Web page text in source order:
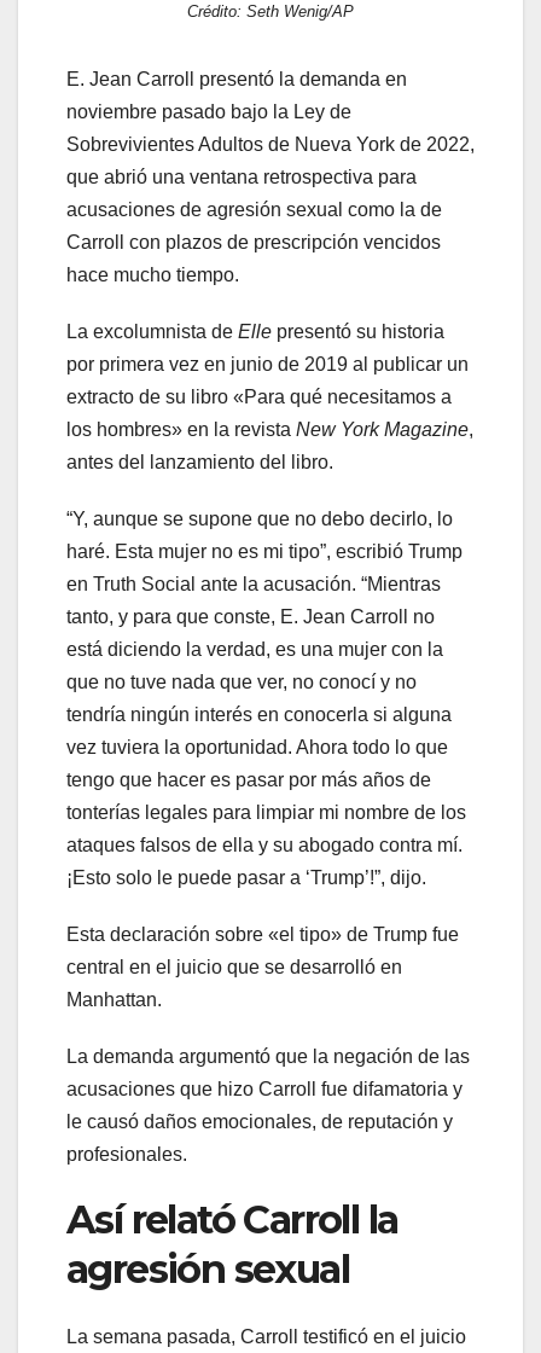
Crédito: Seth Wenig/AP
E. Jean Carroll presentó la demanda en
noviembre pasado bajo la Ley de
Sobrevivientes Adultos de Nueva York de 2022,
que abrió una ventana retrospectiva para
acusaciones de agresión sexual como la de
Carroll con plazos de prescripción vencidos
hace mucho tiempo.
La excolumnista de Elle presentó su historia
por primera vez en junio de 2019 al publicar un
extracto de su libro «Para qué necesitamos a
los hombres» en la revista New York Magazine,
antes del lanzamiento del libro.
“Y, aunque se supone que no debo decirlo, lo
haré. Esta mujer no es mi tipo”, escribió Trump
en Truth Social ante la acusación. “Mientras
tanto, y para que conste, E. Jean Carroll no
está diciendo la verdad, es una mujer con la
que no tuve nada que ver, no conocí y no
tendría ningún interés en conocerla si alguna
vez tuviera la oportunidad. Ahora todo lo que
tengo que hacer es pasar por más años de
tonterías legales para limpiar mi nombre de los
ataques falsos de ella y su abogado contra mí.
¡Esto solo le puede pasar a ‘Trump’!”, dijo.
Esta declaración sobre «el tipo» de Trump fue
central en el juicio que se desarrolló en
Manhattan.
La demanda argumentó que la negación de las
acusaciones que hizo Carroll fue difamatoria y
le causó daños emocionales, de reputación y
profesionales.
Así relató Carroll la
agresión sexual
La semana pasada, Carroll testificó en el juicio